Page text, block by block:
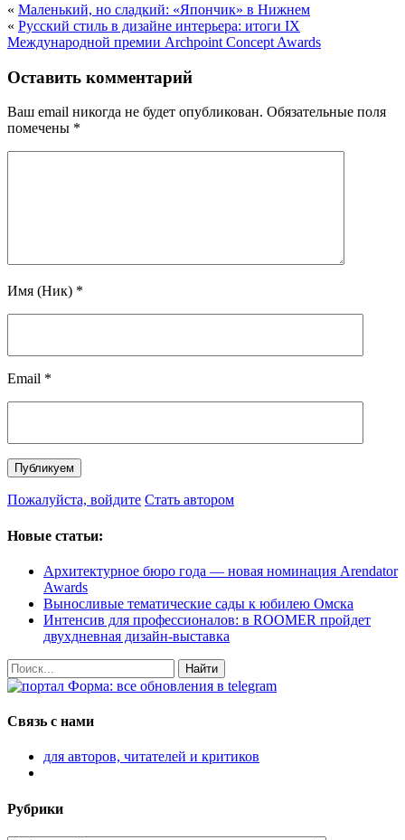
« Маленький, но сладкий: «Япончик» в Нижнем
« Русский стиль в дизайне интерьера: итоги IX
Международной премии Archpoint Concept Awards
Оставить комментарий
Ваш email никогда не будет опубликован. Обязательные поля
помечены *
Имя (Ник) *
Email *
Пожалуйста, войдите Стать автором
Новые статьи:
Архитектурное бюро года — новая номинация Arendator
Awards
Выносливые тематические сады к юбилею Омска
Интенсив для профессионалов: в ROOMER пройдет
двухдневная дизайн-выставка
Найти
Связь с нами
для авторов, читателей и критиков
Рубрики